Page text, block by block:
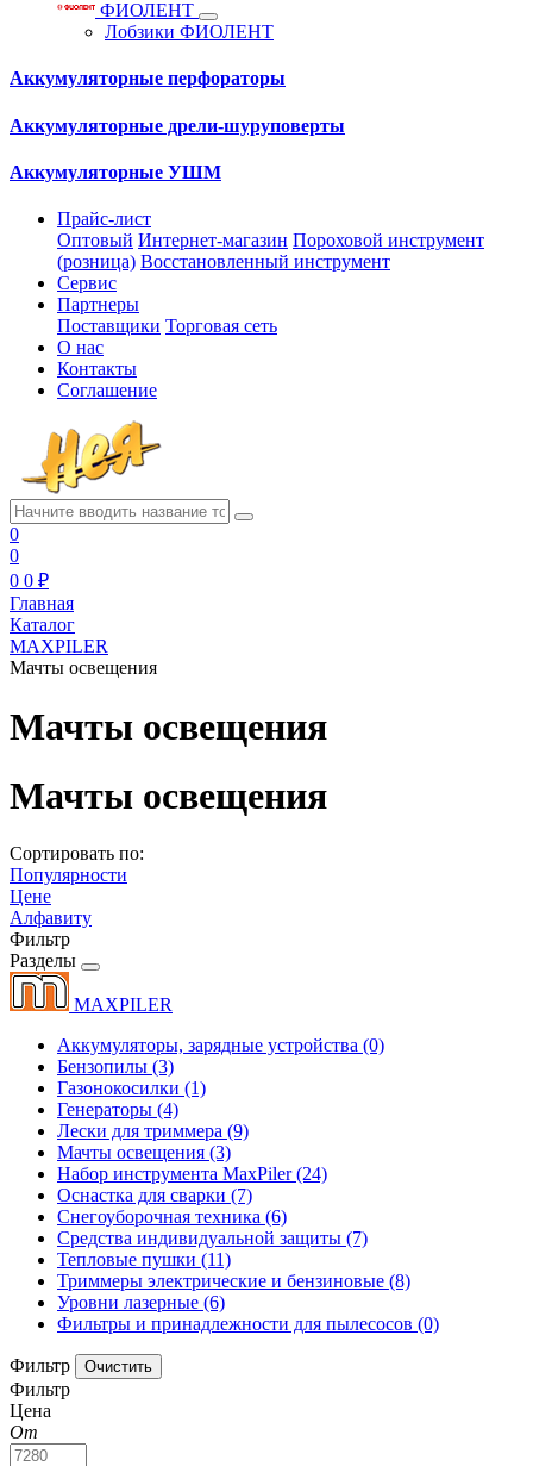
ФИОЛЕНТ
Лобзики ФИОЛЕНТ
Аккумуляторные перфораторы
Аккумуляторные дрели-шуруповерты
Аккумуляторные УШМ
Прайс-лист
Оптовый Интернет-магазин Пороховой инструмент
(розница) Восстановленный инструмент
Сервис
Партнеры
Поставщики Торговая сеть
О нас
Контакты
Соглашение
0
0
0 0 ₽
Главная
Каталог
MAXPILER
Мачты освещения
Мачты освещения
Мачты освещения
Сортировать по:
Популярности
Цене
Алфавиту
Фильтр
Разделы
MAXPILER
Аккумуляторы, зарядные устройства (0)
Бензопилы (3)
Газонокосилки (1)
Генераторы (4)
Лески для триммера (9)
Мачты освещения (3)
Набор инструмента MaxPiler(24)
Оснастка для сварки (7)
Снегоуборочная техника (6)
Средства индивидуальной защиты (7)
Тепловые пушки (11)
Триммеры электрические и бензиновые (8)
Уровни лазерные (6)
Фильтры и принадлежности для пылесосов (0)
Фильтр
Фильтр
Цена
От